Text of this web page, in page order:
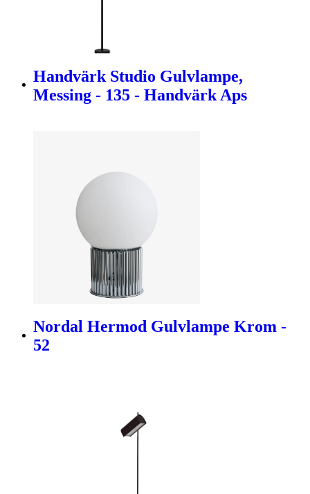
Handvärk Studio Gulvlampe,
Messing - 135 - Handvärk Aps
Nordal Hermod Gulvlampe Krom -
52